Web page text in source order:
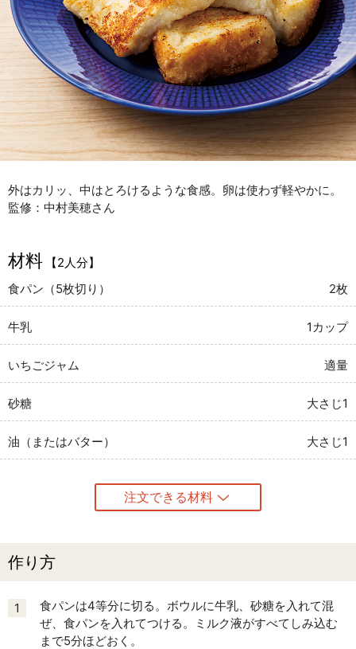
外はカリッ、中はとろけるような食感。卵は使わず軽やかに。
監修：中村美穂さん
材料
【2人分】
食パン（5枚切り）
2枚
牛乳 1カップ
いちごジャム 適量
砂糖 大さじ1
油（またはバター） 大さじ1
注文できる材料
作り方
1
食パンは4等分に切る。ボウルに牛乳、砂糖を入れて混
ぜ、食パンを入れてつける。ミルク液がすべてしみ込む
まで5分ほどおく。